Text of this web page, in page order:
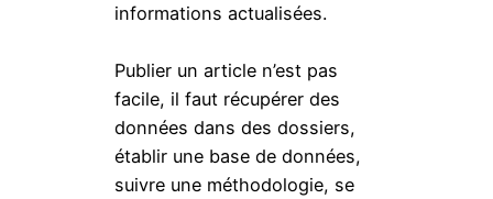
informations actualisées.
Publier un article n’est pas
facile, il faut récupérer des
données dans des dossiers,
établir une base de données,
suivre une méthodologie, se